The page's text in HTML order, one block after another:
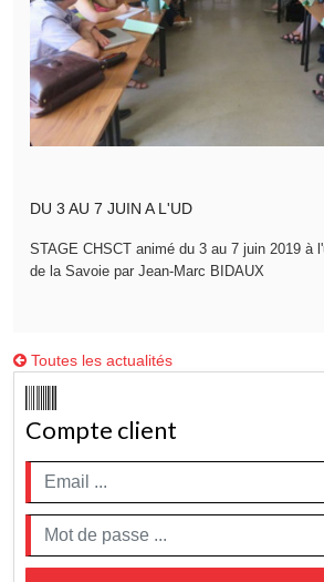
DU 3 AU 7 JUIN A L'UD
STAGE CHSCT animé du 3 au 7 juin 2019 à
de la Savoie par Jean-Marc BIDAUX
Toutes les actualités
Compte client